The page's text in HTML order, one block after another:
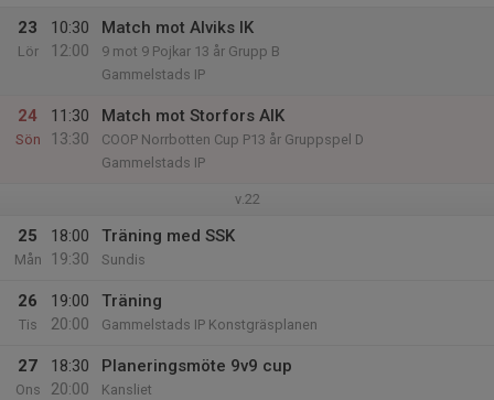
23
Lör
10:30
12:00
Match mot Alviks IK
9 mot 9 Pojkar 13 år Grupp B
Gammelstads IP
24
Sön
11:30
13:30
Match mot Storfors AIK
COOP Norrbotten Cup P13 år Gruppspel D
Gammelstads IP
v.22
25
Mån
18:00
19:30
Träning med SSK
Sundis
26
Tis
19:00
20:00
Träning
Gammelstads IP Konstgräsplanen
27
Ons
18:30
20:00
Planeringsmöte 9v9 cup
Kansliet